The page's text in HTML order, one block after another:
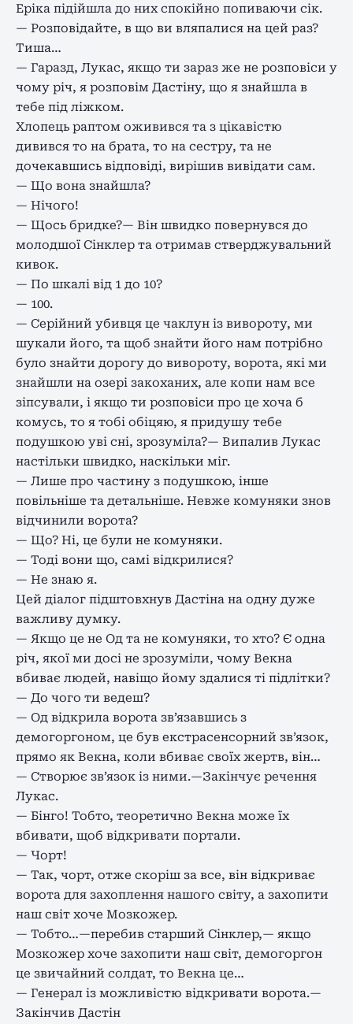
Еріка підійшла до них спокійно попиваючи сік.
— Розповідайте, в що ви вляпалися на цей раз?
Тиша…
— Гаразд, Лукас, якщо ти зараз же не розповіси у
чому річ, я розповім Дастіну, що я знайшла в
тебе під ліжком.
Хлопець раптом оживився та з цікавістю
дивився то на брата, то на сестру, та не
дочекавшись відповіді, вирішив вивідати сам.
— Що вона знайшла?
— Нічого!
— Щось бридке?— Він швидко повернувся до
молодшої Сінклер та отримав стверджувальний
кивок.
— По шкалі від 1 до 10?
— 100.
— Серійний убивця це чаклун із вивороту, ми
шукали його, та щоб знайти його нам потрібно
було знайти дорогу до вивороту, ворота, які ми
знайшли на озері закоханих, але копи нам все
зіпсували, і якщо ти розповіси про це хоча б
комусь, то я тобі обіцяю, я придушу тебе
подушкою уві сні, зрозуміла?— Випалив Лукас
настільки швидко, наскільки міг.
— Лише про частину з подушкою, інше
повільніше та детальніше. Невже комуняки знов
відчинили ворота?
— Що? Ні, це були не комуняки.
— Тоді вони що, самі відкрилися?
— Не знаю я.
Цей діалог підштовхнув Дастіна на одну дуже
важливу думку.
— Якщо це не Од та не комуняки, то хто? Є одна
річ, якої ми досі не зрозуміли, чому Векна
вбиває людей, навіщо йому здалися ті підлітки?
— До чого ти ведеш?
— Од відкрила ворота зв’язавшись з
демогоргоном, це був екстрасенсорний зв’язок,
прямо як Векна, коли вбиває своїх жертв, він…
— Створює зв’язок із ними.—Закінчує речення
Лукас.
— Бінго! Тобто, теоретично Векна може їх
вбивати, щоб відкривати портали.
— Чорт!
— Так, чорт, отже скоріш за все, він відкриває
ворота для захоплення нашого світу, а захопити
наш світ хоче Мозкожер.
— Тобто…—перебив старший Сінклер,— якщо
Мозкожер хоче захопити наш світ, демогоргон
це звичайний солдат, то Векна це…
— Генерал із можливістю відкривати ворота.—
Закінчив Дастін